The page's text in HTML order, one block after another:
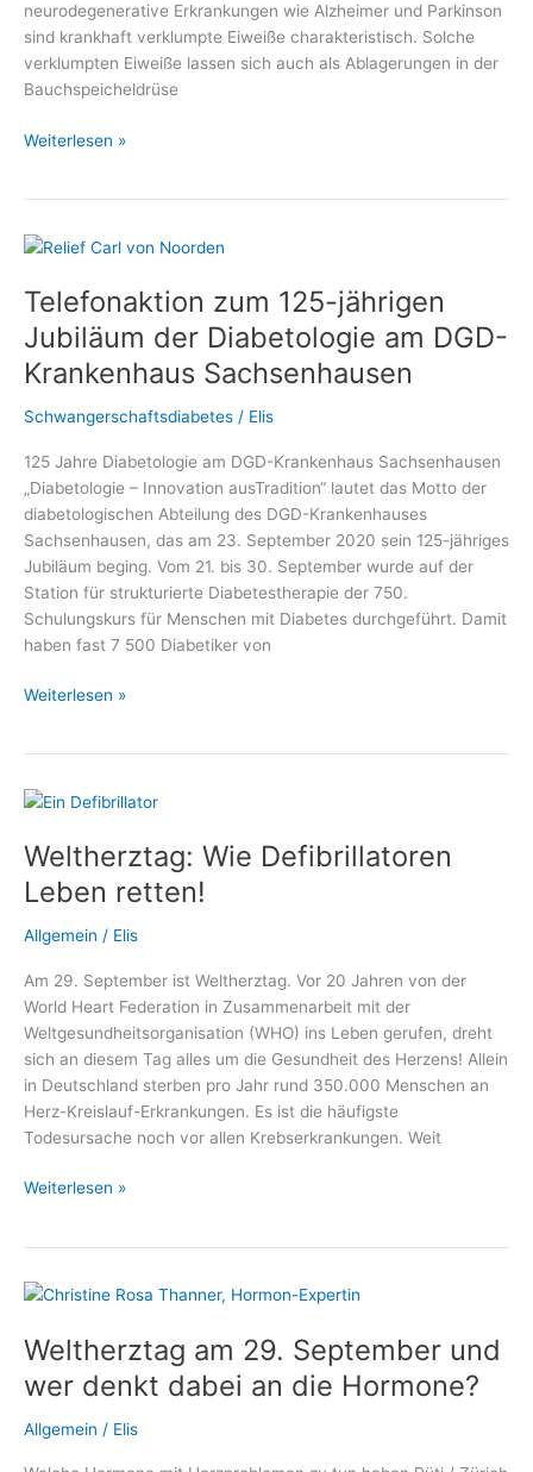
neurodegenerative Erkrankungen wie Alzheimer und Parkinson
sind krankhaft verklumpte Eiweiße charakteristisch. Solche
verklumpten Eiweiße lassen sich auch als Ablagerungen in der
Bauchspeicheldrüse
Was
gemeinsam
Weiterlesen »
Telefonaktion zum 125-jährigen
Jubiläum der Diabetologie am DGD-
Krankenhaus Sachsenhausen
Schwangerschaftsdiabetes / Elis
125 Jahre Diabetologie am DGD-Krankenhaus Sachsenhausen
„Diabetologie – Innovation ausTradition“ lautet das Motto der
diabetologischen Abteilung des DGD-Krankenhauses
Sachsenhausen, das am 23. September 2020 sein 125-jähriges
Jubiläum beging. Vom 21. bis 30. September wurde auf der
Station für strukturierte Diabetestherapie der 750.
Schulungskurs für Menschen mit Diabetes durchgeführt. Damit
haben fast 7 500 Diabetiker von
Telefonaktion
Jubiläum
Diabetologie
am
DGD-
Krankenhaus
Weiterlesen »
Weltherztag: Wie Defibrillatoren
Leben retten!
Allgemein / Elis
Am 29. September ist Weltherztag. Vor 20 Jahren von der
World Heart Federation in Zusammenarbeit mit der
Weltgesundheitsorganisation (WHO) ins Leben gerufen, dreht
sich an diesem Tag alles um die Gesundheit des Herzens! Allein
in Deutschland sterben pro Jahr rund 350.000 Menschen an
Herz-Kreislauf-Erkrankungen. Es ist die häufigste
Todesursache noch vor allen Krebserkrankungen. Weit
Weltherztag:
retten!
Weiterlesen »
Weltherztag am 29. September und
wer denkt dabei an die Hormone?
Allgemein / Elis